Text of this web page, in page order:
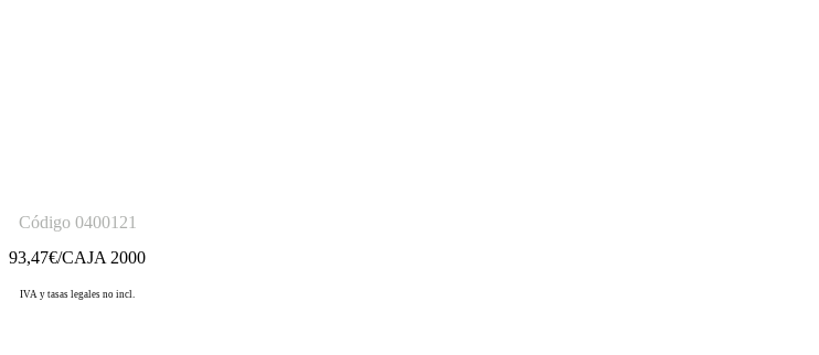
Código 0400121
93,47€/CAJA 2000
IVA y tasas legales no incl.